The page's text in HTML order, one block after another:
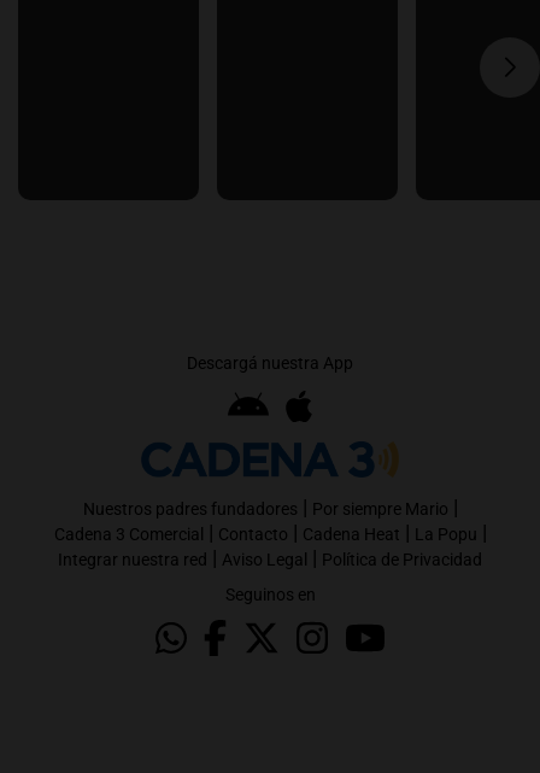
Descargá nuestra App
Nuestros padres fundadores | Por siempre Mario |
Cadena 3 Comercial | Contacto | Cadena Heat | La Popu |
Integrar nuestra red | Aviso Legal | Política de Privacidad
Seguinos en